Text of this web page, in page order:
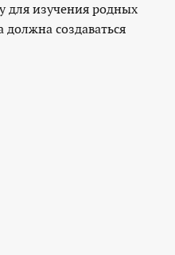
для изучения родных
должна создаваться